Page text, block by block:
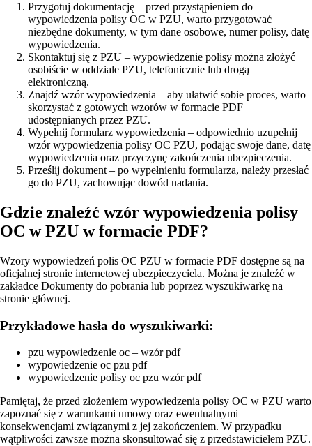
Przygotuj dokumentację – przed przystąpieniem do
wypowiedzenia polisy OC w PZU, warto przygotować
niezbędne dokumenty, w tym dane osobowe, numer polisy, datę
wypowiedzenia.
Skontaktuj się z PZU – wypowiedzenie polisy można złożyć
osobiście w oddziale PZU, telefonicznie lub drogą
elektroniczną.
Znajdź wzór wypowiedzenia – aby ułatwić sobie proces, warto
skorzystać z gotowych wzorów w formacie PDF
udostępnianych przez PZU.
Wypełnij formularz wypowiedzenia – odpowiednio uzupełnij
wzór wypowiedzenia polisy OC PZU, podając swoje dane, datę
wypowiedzenia oraz przyczynę zakończenia ubezpieczenia.
Prześlij dokument – po wypełnieniu formularza, należy przesłać
go do PZU, zachowując dowód nadania.
Gdzie znaleźć wzór wypowiedzenia polisy
OC w PZU w formacie PDF?
Wzory wypowiedzeń polis OC PZU w formacie PDF dostępne są na
oficjalnej stronie internetowej ubezpieczyciela. Można je znaleźć w
zakładce Dokumenty do pobrania lub poprzez wyszukiwarkę na
stronie głównej.
Przykładowe hasła do wyszukiwarki:
pzu wypowiedzenie oc – wzór pdf
wypowiedzenie oc pzu pdf
wypowiedzenie polisy oc pzu wzór pdf
Pamiętaj, że przed złożeniem wypowiedzenia polisy OC w PZU warto
zapoznać się z warunkami umowy oraz ewentualnymi
konsekwencjami związanymi z jej zakończeniem. W przypadku
wątpliwości zawsze można skonsultować się z przedstawicielem PZU.